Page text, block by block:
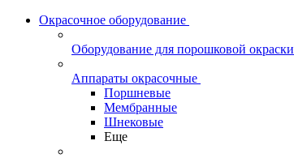
Окрасочное оборудование
Оборудование для порошковой окраски
Аппараты окрасочные
Поршневые
Мембранные
Шнековые
Еще